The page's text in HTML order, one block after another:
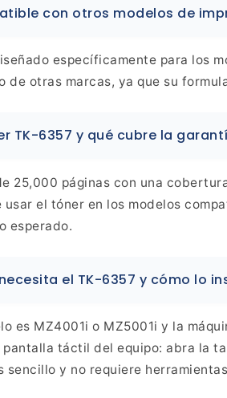
con otros modelos de
específicamente para los
otras marcas, ya que su
TK-6357 y qué cubre la
25,000 páginas con una
el tóner en los modelos
esperado.
el TK-6357 y cómo lo
es MZ4001i o MZ5001i y la
táctil del equipo: abra la
sencillo y no requiere